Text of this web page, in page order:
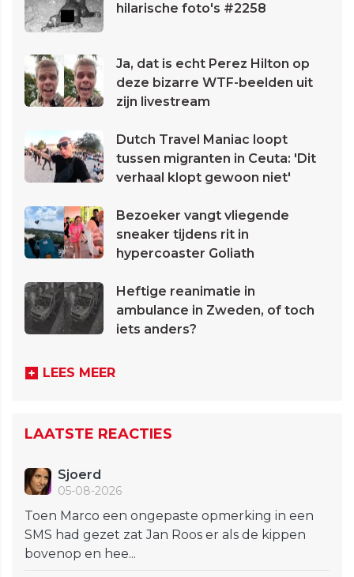
hilarische foto's #2258
Ja, dat is echt Perez Hilton op
deze bizarre WTF-beelden uit
zijn livestream
Dutch Travel Maniac loopt
tussen migranten in Ceuta: 'Dit
verhaal klopt gewoon niet'
Bezoeker vangt vliegende
sneaker tijdens rit in
hypercoaster Goliath
Heftige reanimatie in
ambulance in Zweden, of toch
iets anders?
LEES MEER
LAATSTE REACTIES
Sjoerd
05-08-2026
Toen Marco een ongepaste opmerking in een
SMS had gezet zat Jan Roos er als de kippen
bovenop en hee...